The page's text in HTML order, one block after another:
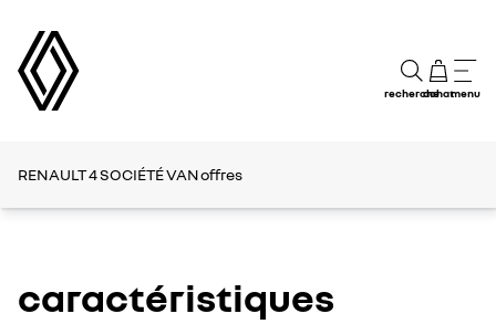
rechercheachatmenu
RENAULT 4 SOCIÉTÉ VANoffres
caractéristiques